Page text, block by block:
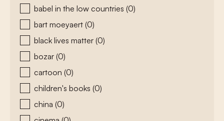
babel in the low countries (0)
bart moeyaert (0)
black lives matter (0)
bozar (0)
cartoon (0)
children's books (0)
china (0)